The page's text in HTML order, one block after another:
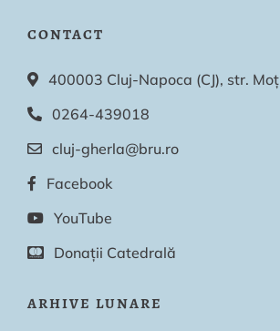
CONTACT
400003 Cluj-Napoca (CJ), str.
0264-439018
cluj-gherla@bru.ro
Facebook
YouTube
Donații Catedrală
ARHIVE LUNARE